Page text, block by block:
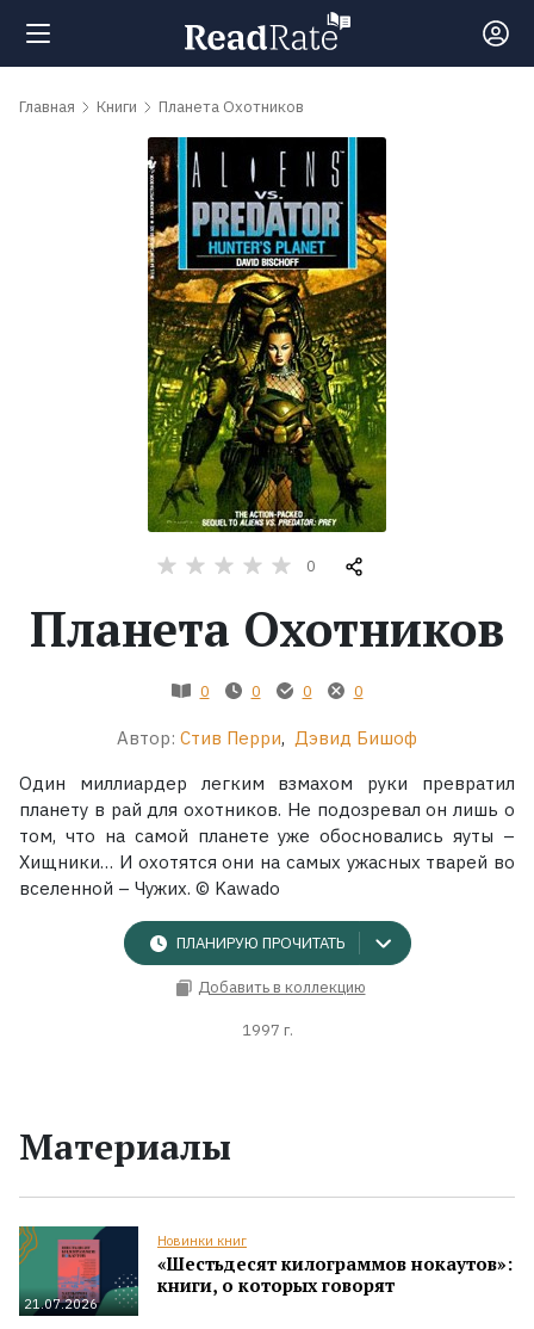
Поиск
обсуждаемые
Серии
Коллекции
Главная Книги Планета Охотников
0
Планета Охотников
0 0 0 0
Автор: Стив Перри, Дэвид Бишоф
Один миллиардер легким взмахом руки превратил
планету в рай для охотников. Не подозревал он лишь о
том, что на самой планете уже обосновались яуты –
Хищники… И охотятся они на самых ужасных тварей во
вселенной – Чужих. © Kawado
ПЛАНИРУЮ ПРОЧИТАТЬ
Добавить в коллекцию
1997 г.
Материалы
21.07.2026
Новинки книг
«Шестьдесят килограммов нокаутов»:
книги, о которых говорят